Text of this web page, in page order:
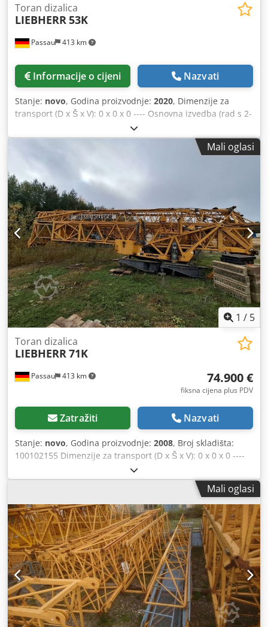
Passau 413 km
Toran dizalica
LIEBHERR53K
Informacije o cijeni Nazvati
Stanje: novo, Godina proizvodnje: 2020, Dimenzije za
transport (D x Š x V): 0 x 0 x 0 ---- Osnovna izvedba (rad s 2-
4 užeta) Djdpfxezkzxgs Agdekr Hidraulični sustav s
frekventnim pretvaračem Daljinsko upravljanje putem
radija Kompletni sustav za podupiranje za stacionarnu
upotrebu Rukavac 40 m Produžetak rotirajuće platforme
Transformator za rasvjetu 4,7 kVA Graničnik za rotaciju i
kretanje kolica DKR 2,5 m (= 14 x uteg, cca 2000 kg)
Mali oglasi
1 / 5
Passau 413 km
Toran dizalica
LIEBHERR71K
74.900 €
fiksna cijena plus PDV
Zatražiti Nazvati
Stanje: novo, Godina proizvodnje: 2008, Broj skladišta:
100102155 Dimenzije za transport (D x Š x V): 0 x 0 x 0 ----
Doseg: 45 m Uključuje kabinu Uključuje transformator od
4,7 kVA Dkodpfxezkzlge Agdor Uključuje ABB Uključuje
radio uređaj Uključuje produžetak rotirajuće platforme
Uključuje balast za radijus okretanja od 2,9 m Lokacija:
Dresden
Mali oglasi